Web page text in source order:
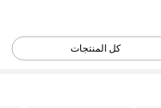
كل المنتجات